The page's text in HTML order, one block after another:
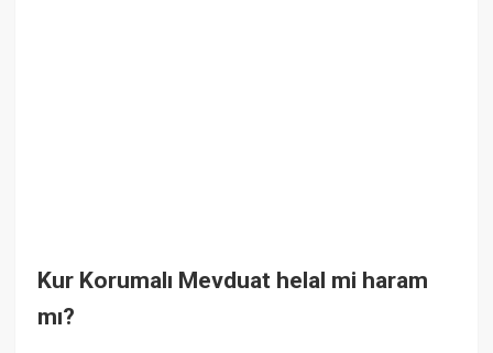
Kur Korumalı Mevduat helal mi haram
mı?